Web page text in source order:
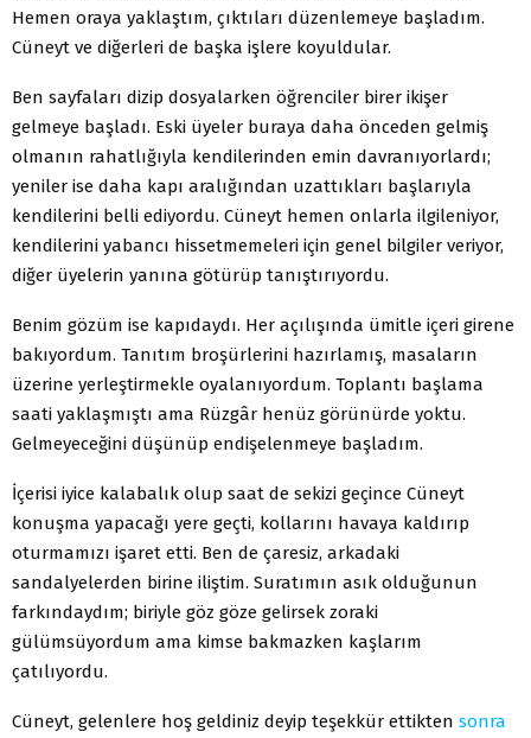
Hemen oraya yaklaştım, çıktıları düzenlemeye başladım.
Cüneyt ve diğerleri de başka işlere koyuldular.
Ben sayfaları dizip dosyalarken öğrenciler birer ikişer
gelmeye başladı. Eski üyeler buraya daha önceden gelmiş
olmanın rahatlığıyla kendilerinden emin davranıyorlardı;
yeniler ise daha kapı aralığından uzattıkları başlarıyla
kendilerini belli ediyordu. Cüneyt hemen onlarla ilgileniyor,
kendilerini yabancı hissetmemeleri için genel bilgiler veriyor,
diğer üyelerin yanına götürüp tanıştırıyordu.
Benim gözüm ise kapıdaydı. Her açılışında ümitle içeri girene
bakıyordum. Tanıtım broşürlerini hazırlamış, masaların
üzerine yerleştirmekle oyalanıyordum. Toplantı başlama
saati yaklaşmıştı ama Rüzgâr henüz görünürde yoktu.
Gelmeyeceğini düşünüp endişelenmeye başladım.
İçerisi iyice kalabalık olup saat de sekizi geçince Cüneyt
konuşma yapacağı yere geçti, kollarını havaya kaldırıp
oturmamızı işaret etti. Ben de çaresiz, arkadaki
sandalyelerden birine iliştim. Suratımın asık olduğunun
farkındaydım; biriyle göz göze gelirsek zoraki
gülümsüyordum ama kimse bakmazken kaşlarım
çatılıyordu.
Cüneyt, gelenlere hoş geldiniz deyip teşekkür ettikten sonra